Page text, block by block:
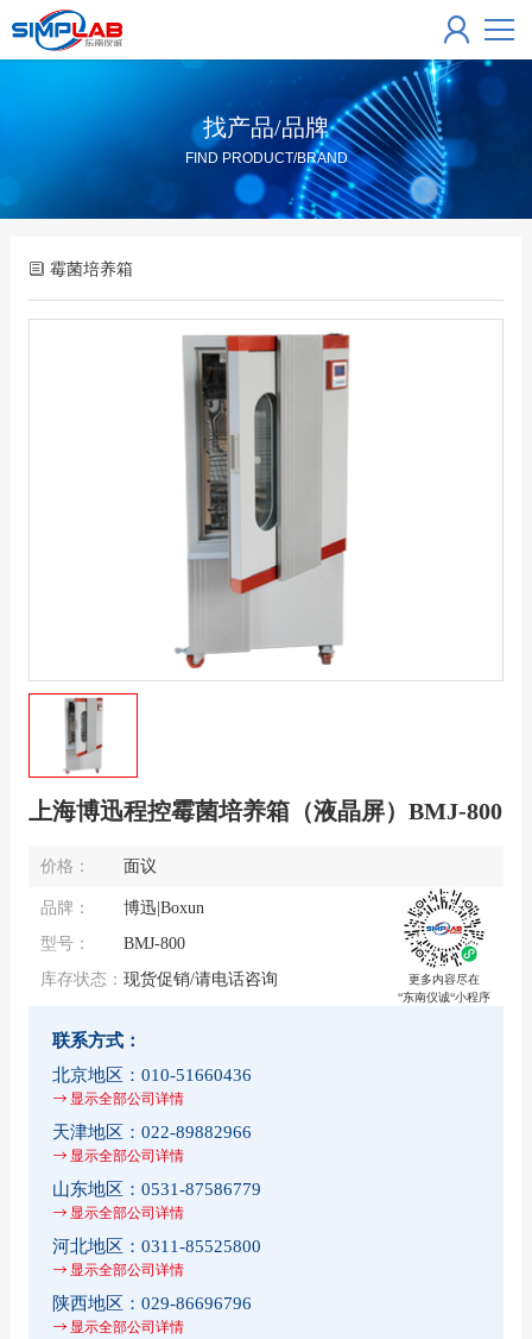
找产品/品牌
FIND PRODUCT/BRAND
霉菌培养箱
上海博迅程控霉菌培养箱（液晶屏）BMJ-800
价格： 面议
更多内容尽在
“东南仪诚“小程序
品牌：
博迅|Boxun
型号：
BMJ-800
库存状态： 现货促销/请电话咨询
联系方式：
北京地区： 010-51660436
显示全部公司详情
天津地区： 022-89882966
显示全部公司详情
山东地区： 0531-87586779
显示全部公司详情
河北地区： 0311-85525800
显示全部公司详情
陕西地区： 029-86696796
显示全部公司详情